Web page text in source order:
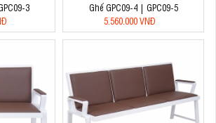
3
Ghế GPC09-4 | GPC09-5
5.560.000 VNĐ